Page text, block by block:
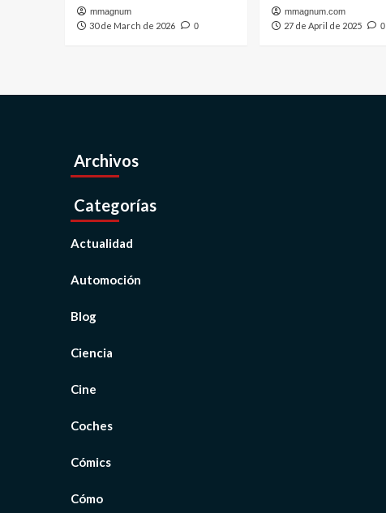
mmagnum
30 de March de 2026 0
mmagnum.com
27 de April de 2025 0
Archivos
Categorías
Actualidad
Automoción
Blog
Ciencia
Cine
Coches
Cómics
Cómo